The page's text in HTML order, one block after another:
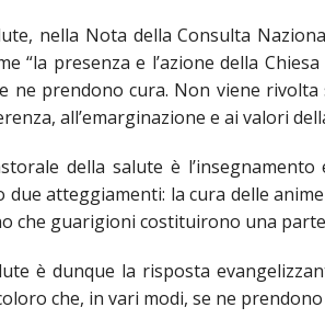
CENTRO MISSIONARIO
COMUNICAZIONI SOCIALI
DIACONATO PERMANENTE
ECONOMATO E
ECUMENISMO E DIALOGO
EDILIZIA DI CULTO
nella Nota della Consulta
“la presenza e l’azione della
ne prendono cura. Non viene
all’emarginazione e ai valori
della salute è
due atteggiamenti: la cura delle
che guarigioni costituirono una
è dunque la risposta
che, in vari modi, se ne prendono